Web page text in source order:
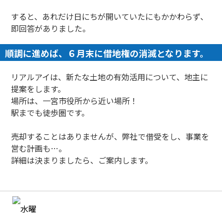
すると、あれだけ日にちが開いていたにもかかわらず、
即回答がありました。
順調に進めば、６月末に借地権の消滅となります。
リアルアイは、新たな土地の有効活用について、地主に
提案をします。
場所は、一宮市役所から近い場所！
駅までも徒歩圏です。
売却することはありませんが、弊社で借受をし、事業を
営む計画も…。
詳細は決まりましたら、ご案内します。